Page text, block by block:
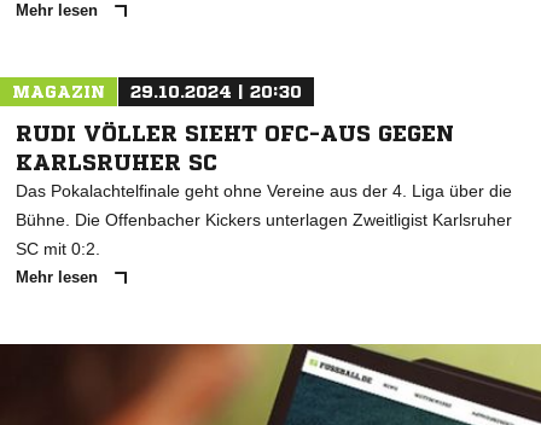
Mehr lesen
MAGAZIN 29.10.2024 | 20:30
RUDI VÖLLER SIEHT OFC-AUS GEGEN
KARLSRUHER SC
Das Pokalachtelfinale geht ohne Vereine aus der 4. Liga über die
Bühne. Die Offenbacher Kickers unterlagen Zweitligist Karlsruher
SC mit 0:2.
Mehr lesen